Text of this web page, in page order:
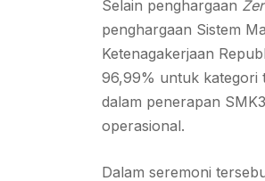
Selain penghargaan
penghargaan Sistem
Ketenagakerjaan
96,99% untuk kategori
dalam penerapan
operasional.
Dalam seremoni